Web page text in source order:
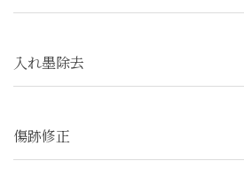
入れ墨除去
傷跡修正